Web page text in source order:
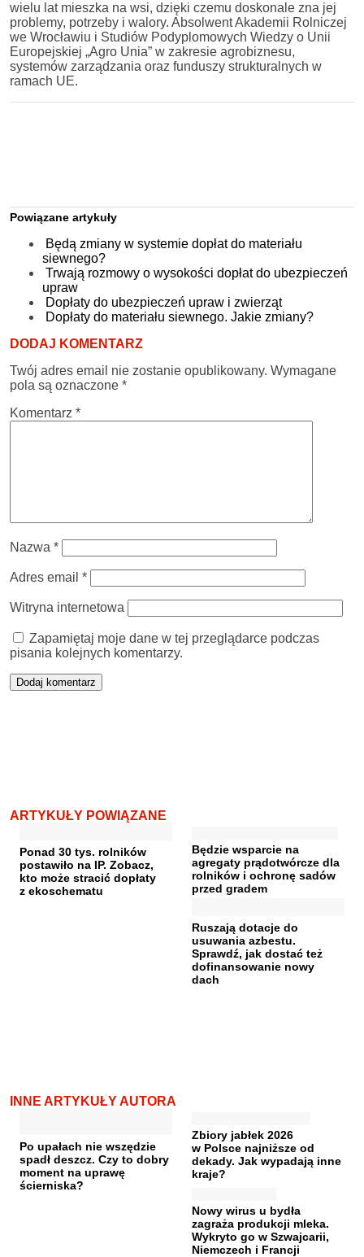
wielu lat mieszka na wsi, dzięki czemu doskonale zna jej
problemy, potrzeby i walory. Absolwent Akademii Rolniczej
we Wrocławiu i Studiów Podyplomowych Wiedzy o Unii
Europejskiej „Agro Unia” w zakresie agrobiznesu,
systemów zarządzania oraz funduszy strukturalnych w
ramach UE.
Powiązane artykuły
Będą zmiany w systemie dopłat do materiału
siewnego?
Trwają rozmowy o wysokości dopłat do ubezpieczeń
upraw
Dopłaty do ubezpieczeń upraw i zwierząt
Dopłaty do materiału siewnego. Jakie zmiany?
DODAJ KOMENTARZ
Twój adres email nie zostanie opublikowany. Wymagane
pola są oznaczone *
Komentarz *
Nazwa *
Adres email *
Witryna internetowa
Zapamiętaj moje dane w tej przeglądarce podczas
pisania kolejnych komentarzy.
ARTYKUŁY POWIĄZANE
Ponad 30 tys. rolników
postawiło na IP. Zobacz,
kto może stracić dopłaty
z ekoschematu
Będzie wsparcie na
agregaty prądotwórcze dla
rolników i ochronę sadów
przed gradem
Ruszają dotacje do
usuwania azbestu.
Sprawdź, jak dostać też
dofinansowanie nowy
dach
INNE ARTYKUŁY AUTORA
Po upałach nie wszędzie
spadł deszcz. Czy to dobry
moment na uprawę
ścierniska?
Zbiory jabłek 2026
w Polsce najniższe od
dekady. Jak wypadają inne
kraje?
Nowy wirus u bydła
zagraża produkcji mleka.
Wykryto go w Szwajcarii,
Niemczech i Francji